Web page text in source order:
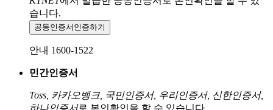
습니다.
공동인증서 인증하기
안내 1600-1522
민간인증서
Toss, 카카오뱅크, 국민인증서, 우리인증서, 신한인증서,